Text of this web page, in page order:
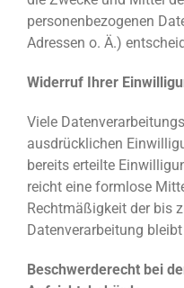
personenbezogenen
Adressen o. Ä.)
Widerruf Ihrer
Viele
ausdrücklichen
bereits erteilte
reicht eine formlose
Rechtmäßigkeit der bis
Datenverarbeitung
Beschwerderecht bei